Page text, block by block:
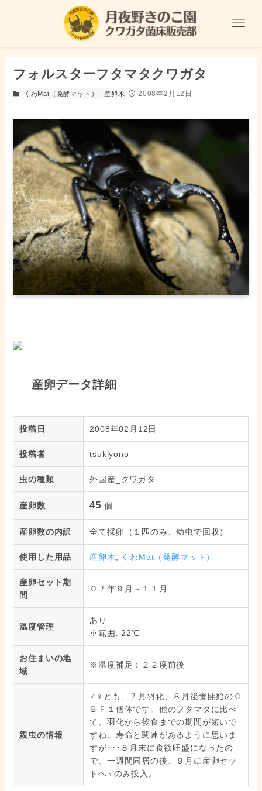
フォルスターフタマタクワガタ
くわMat（発酵マット） 産卵木 2008年2月12日
産卵データ詳細
投稿日 2008年02月12日
投稿者 tsukiyono
虫の種類 外国産_クワガタ
産卵数 45 個
産卵数の内訳 全て採卵（１匹のみ、幼虫で回収）
使用した用品 産卵木 くわMat（発酵マット）
産卵セット期
間
０７年９月～１１月
温度管理
あり
※範囲: 22℃
お住まいの地
域
※温度補足：２２度前後
親虫の情報
♂♀とも、７月羽化、８月後食開始のＣ
ＢＦ１個体です。他のフタマタに比べ
て、羽化から後食までの期間が短いで
すね。寿命と関連があるように思いま
すが･･･８月末に食欲旺盛になったの
で、一週間同居の後、９月に産卵セッ
トへ♀のみ投入。